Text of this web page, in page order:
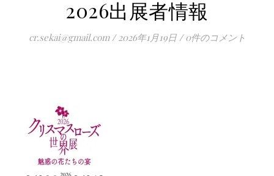
2026出展者情報
cr.sekai@gmail.com / 2026年1月19日 / 0件のコメント